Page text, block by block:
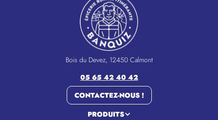
Bois du Devez, 12450 Calmont
05 65 42 40 42
CONTACTEZ-NOUS !
PRODUITS